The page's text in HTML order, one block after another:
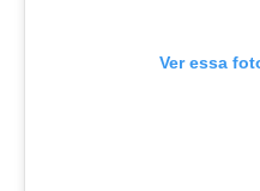
Ver essa